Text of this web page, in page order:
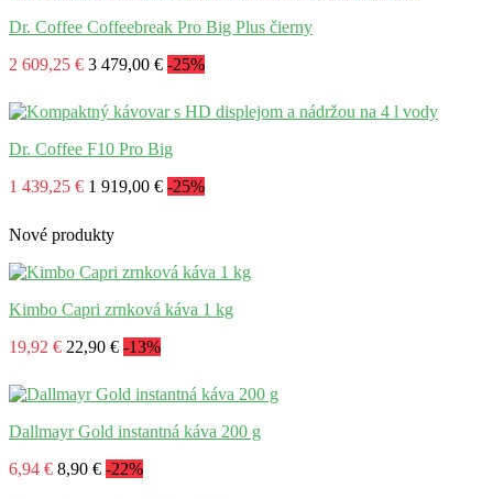
Dr. Coffee Coffeebreak Pro Big Plus čierny
2 609,25 € 3 479,00 € -25%
Dr. Coffee F10 Pro Big
1 439,25 € 1 919,00 € -25%
Nové produkty
Kimbo Capri zrnková káva 1 kg
19,92 € 22,90 € -13%
Dallmayr Gold instantná káva 200 g
6,94 € 8,90 € -22%